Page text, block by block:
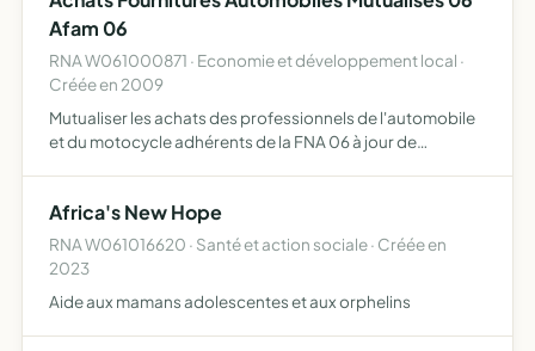
Afam 06
RNA W061000871 · Economie et développement local ·
Créée en 2009
Mutualiser les achats des professionnels de l'automobile
et du motocycle adhérents de la FNA 06 à jour de
Africa's New Hope
RNA W061016620 · Santé et action sociale · Créée en
2023
Aide aux mamans adolescentes et aux orphelins